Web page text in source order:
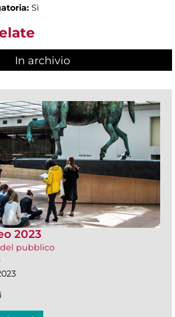
Sì
In archivio
2023
pubblico